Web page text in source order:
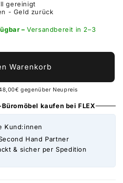
gereinigt
- Geld zurück
–Versandbereit in 2–3
Warenkorb
gegenüber Neupreis
Büromöbel kaufen bei FLEX
Kund:innen
Hand Partner
& sicher per Spedition